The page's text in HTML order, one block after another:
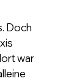
Doch
war